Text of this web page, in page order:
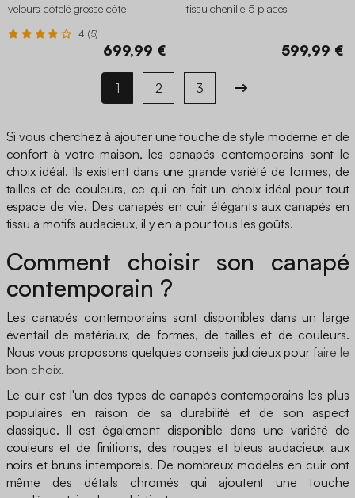
velours côtelé grosse côte
4 (5)
699,99 €
tissu chenille 5 places
599,99 €
1 2 3
Si vous cherchez à ajouter une touche de style moderne et de
confort à votre maison, les canapés contemporains sont le
choix idéal. Ils existent dans une grande variété de formes, de
tailles et de couleurs, ce qui en fait un choix idéal pour tout
espace de vie. Des canapés en cuir élégants aux canapés en
tissu à motifs audacieux, il y en a pour tous les goûts.
Comment choisir son canapé
contemporain ?
Les canapés contemporains sont disponibles dans un large
éventail de matériaux, de formes, de tailles et de couleurs.
Nous vous proposons quelques conseils judicieux pour faire le
bon choix.
Le cuir est l'un des types de canapés contemporains les plus
populaires en raison de sa durabilité et de son aspect
classique. Il est également disponible dans une variété de
couleurs et de finitions, des rouges et bleus audacieux aux
noirs et bruns intemporels. De nombreux modèles en cuir ont
même des détails chromés qui ajoutent une touche